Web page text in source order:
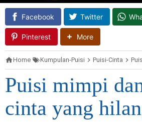
Facebook Twitter
Pinterest More
Home Kumpulan-Puisi Puisi-Cinta
Puisi mimpi
cinta yang